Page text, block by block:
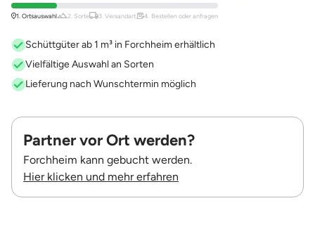
1. Ortsauswahl 2. Sorte 3. Versandart, 4. Bestellen oder anfragen
Schüttgüter ab 1 m³ in Forchheim erhältlich
Vielfältige Auswahl an Sorten
Lieferung nach Wunschtermin möglich
Partner vor Ort werden?
Forchheim kann gebucht werden.
Hier klicken und mehr erfahren